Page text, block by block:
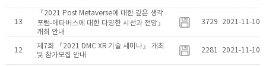
13
『​2021 Post Metaverse에 대한 깊은 생각
포럼-메타버스에 대한 다양한 시선과 전망』
개최 안내
3729 2021-11-10
12
제7회 『2021 DMC XR 기술 세미나』 개최
및 참가모집 안내
2281 2021-11-10